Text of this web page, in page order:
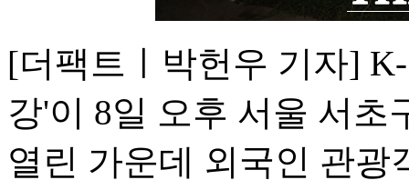
[더팩트ㅣ박헌우 기자]
강'이 8일 오후 서울 서초
열린 가운데 외국인 관광